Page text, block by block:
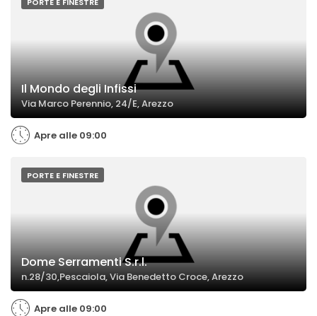
Il Mondo degli Infissi
Via Marco Perennio, 24/E, Arezzo
Apre alle 09:00
PORTE E FINESTRE
Dome Serramenti S.r.l.
n.28/30,Pescaiola, Via Benedetto Croce, Arezzo
Apre alle 09:00